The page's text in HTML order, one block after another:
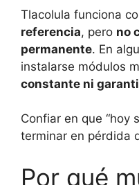
Tlacolula funciona
referencia, pero no
permanente. En
instalarse módulos
constante ni
Confiar en que “hoy
terminar en pérdida
Por qué